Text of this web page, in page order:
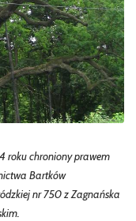
roku chroniony prawem
Bartków
nr 750 z Zagnańska